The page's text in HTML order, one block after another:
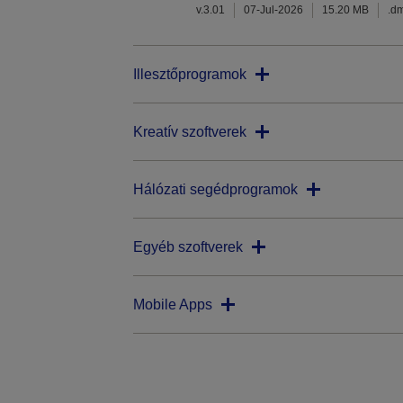
v.3.01 07-Jul-2026 15.20 MB
Illesztőprogramok
Kreatív szoftverek
Hálózati segédprogramok
Egyéb szoftverek
Mobile Apps